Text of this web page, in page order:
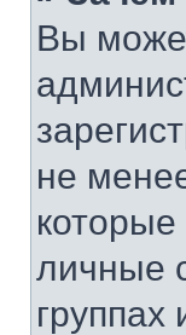
Вы
не
личные
группах